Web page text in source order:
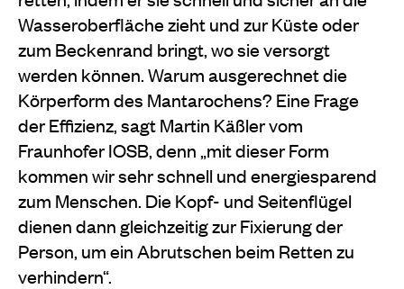
Wasseroberfläche zieht und zur Küste oder
zum Beckenrand bringt, wo sie versorgt
werden können. Warumausgerechnet die
Körperform des Mantarochens? Eine Frage
der Effizienz, sagt Martin Käßler vom
Fraunhofer IOSB, denn „mit dieser Form
kommen wir sehr schnell und energiesparend
zum Menschen. Die Kopf- und Seitenflügel
dienen dann gleichzeitig zur Fixierung der
Person, um ein Abrutschen beim Retten zu
verhindern“.